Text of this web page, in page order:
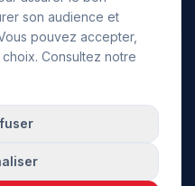
Lun - Ven 9h - 18h
✉contact@hiassur.fr
son audience et
pouvez accepter,
Consultez notre